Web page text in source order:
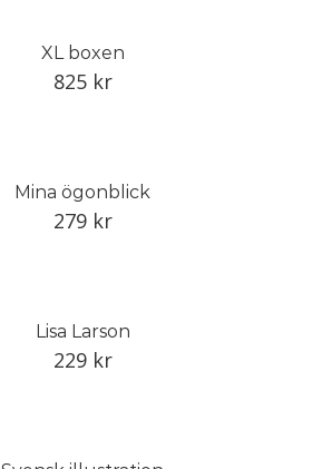
XL boxen
825 kr
Mina ögonblick
279 kr
Lisa Larson
229 kr